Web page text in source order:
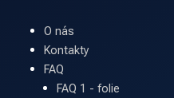
O nás
Kontakty
FAQ
FAQ 1 - folie